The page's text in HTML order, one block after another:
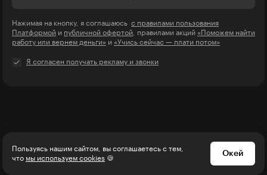
Нажимая на кнопку, я соглашаюсь с правилами пользования
Платформой и публичной офертой , правилами акций «Поможем найти
работу или вернем деньги» и «Учись сейчас — плати потом»
Я согласен получать рекламу и звонки
Студенты довольны
Пользуясь нашим сайтом, вы соглашаетесь с тем,
что мы используем cookies 🍪
Окей